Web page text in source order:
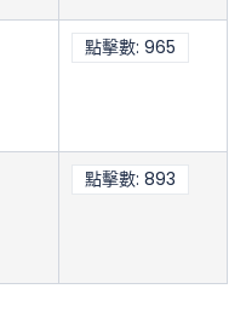
點擊數: 965
點擊數: 893